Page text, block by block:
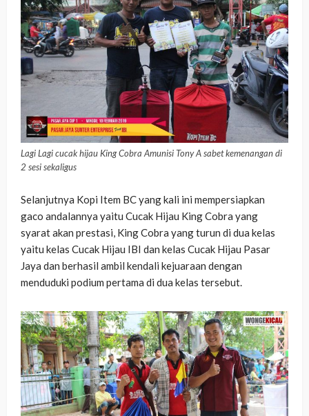
Lagi Lagi cucak hijau King Cobra Amunisi Tony A sabet kemenangan di
2 sesi sekaligus
Selanjutnya Kopi Item BC yang kali ini mempersiapkan
gaco andalannya yaitu Cucak Hijau King Cobra yang
syarat akan prestasi, King Cobra yang turun di dua kelas
yaitu kelas Cucak Hijau IBI dan kelas Cucak Hijau Pasar
Jaya dan berhasil ambil kendali kejuaraan dengan
menduduki podium pertama di dua kelas tersebut.